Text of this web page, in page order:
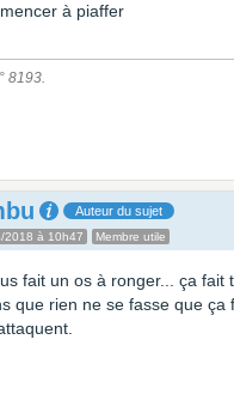
à piaffer
8193.
Auteur du sujet
2018 à 10h47 Membre utile
fait un os à ronger... ça fait
que rien ne se fasse que ça